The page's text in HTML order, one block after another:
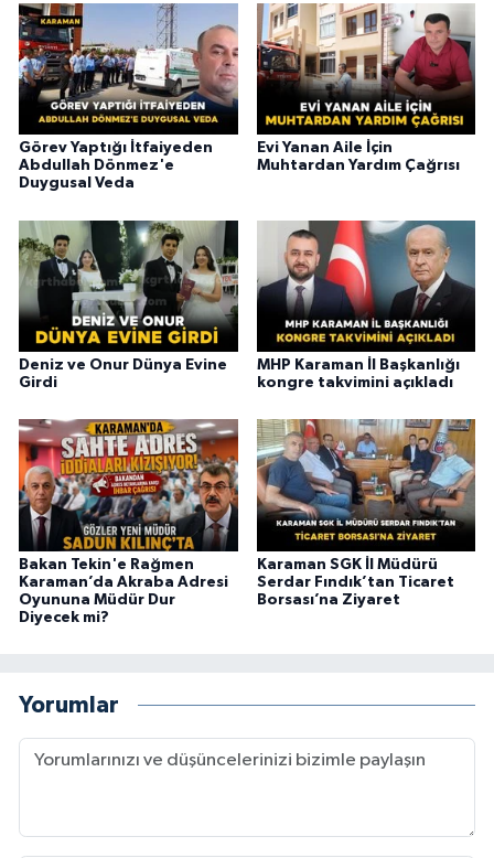
Görev Yaptığı İtfaiyeden
Abdullah Dönmez'e
Duygusal Veda
Evi Yanan Aile İçin
Muhtardan Yardım Çağrısı
Deniz ve Onur Dünya Evine
Girdi
MHP Karaman İl Başkanlığı
kongre takvimini açıkladı
Bakan Tekin'e Rağmen
Karaman’da Akraba Adresi
Oyununa Müdür Dur
Diyecek mi?
Karaman SGK İl Müdürü
Serdar Fındık’tan Ticaret
Borsası’na Ziyaret
Yorumlar